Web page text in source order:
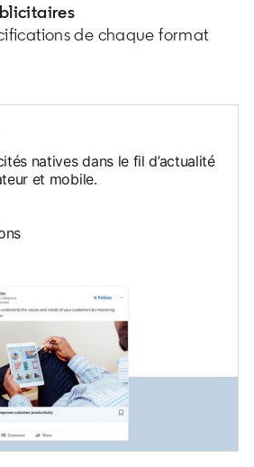
de chaque format
natives dans le fil d’actualité
et mobile.